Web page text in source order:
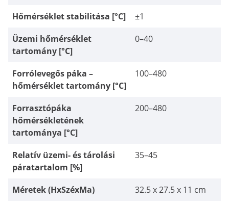
Hőmérséklet stabilitása [°C]
±1
Üzemi hőmérséklet
tartomány [°C]
0–40
Forrólevegős páka –
hőmérséklet tartomány [°C]
100–480
Forrasztópáka
hőmérsékletének
tartománya [°C]
200–480
Relatív üzemi- és tárolási
páratartalom [%]
35–45
Méretek (HxSzéxMa)
32.5 x 27.5 x 11 cm